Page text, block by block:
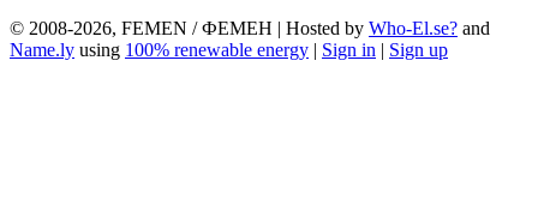
© 2008-2026, FEMEN / ФЕМЕН | Hosted by Who-El.se? and
Name.ly using 100% renewable energy | Sign in | Sign up